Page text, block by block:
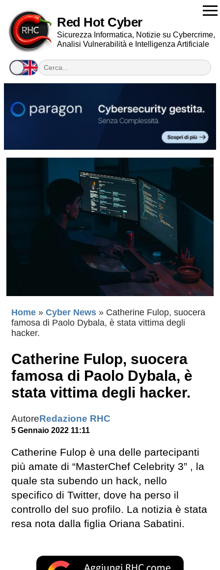
Red Hot Cyber
Sicurezza Informatica, Notizie su Cybercrime,
Analisi Vulnerabilità e Intelligenza Artificiale
Home » Cyber News » Catherine Fulop, suocera
famosa di Paolo Dybala, è stata vittima degli
hacker.
Catherine Fulop, suocera
famosa di Paolo Dybala, è
stata vittima degli hacker.
AutoreRedazione RHC
5 Gennaio 2022 11:11
Catherine Fulop è una delle partecipanti
più amate di “MasterChef Celebrity 3” , la
quale sta subendo un hack, nello
specifico di Twitter, dove ha perso il
controllo del suo profilo. La notizia è stata
resa nota dalla figlia Oriana Sabatini.